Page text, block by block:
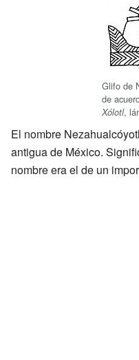
Glifo de
de
Xólotl,
El nombre
antigua de México.
nombre era el de un